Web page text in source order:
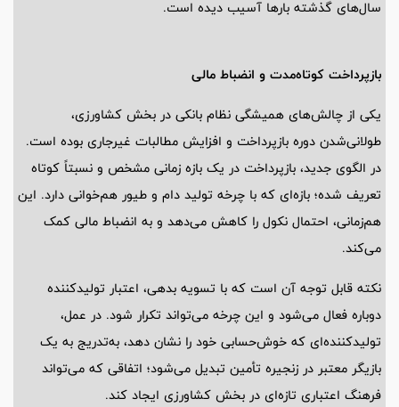
سال‌های گذشته بارها آسیب دیده است.
بازپرداخت کوتاه‌مدت و انضباط مالی
یکی از چالش‌های همیشگی نظام بانکی در بخش کشاورزی،
طولانی‌شدن دوره بازپرداخت و افزایش مطالبات غیرجاری بوده است.
در الگوی جدید، بازپرداخت در یک بازه زمانی مشخص و نسبتاً کوتاه
تعریف شده؛ بازه‌ای که با چرخه تولید دام و طیور هم‌خوانی دارد. این
هم‌زمانی، احتمال نکول را کاهش می‌دهد و به انضباط مالی کمک
می‌کند.
نکته قابل توجه آن است که با تسویه بدهی، اعتبار تولیدکننده
دوباره فعال می‌شود و این چرخه می‌تواند تکرار شود. در عمل،
تولیدکننده‌ای که خوش‌حسابی خود را نشان دهد، به‌تدریج به یک
بازیگر معتبر در زنجیره تأمین تبدیل می‌شود؛ اتفاقی که می‌تواند
فرهنگ اعتباری تازه‌ای در بخش کشاورزی ایجاد کند.